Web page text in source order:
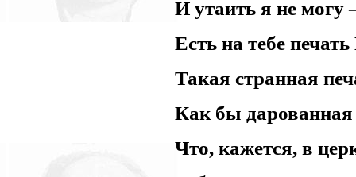
то, знаемом и рожденном
нигде уточнять и
И утаить я не
Есть на тебе
Такая странная
Как бы
Что, кажется, в